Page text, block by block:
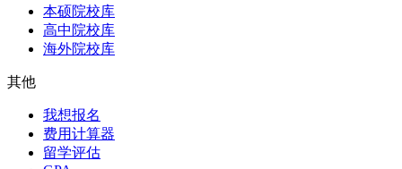
本硕院校库
高中院校库
海外院校库
其他
我想报名
费用计算器
留学评估